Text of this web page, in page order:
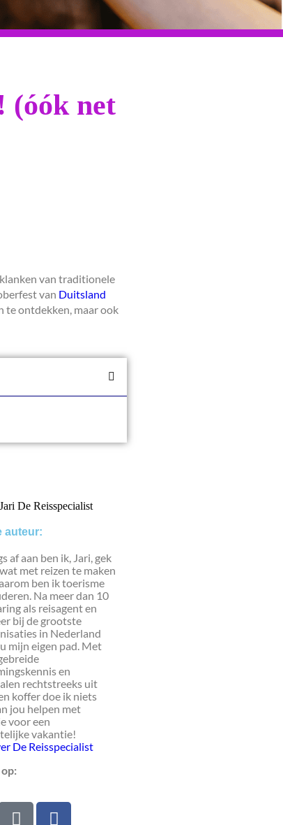
(óók net
van traditionele
van Duitsland
te ontdekken, maar ook
auteur:
af aan ben ik, Jari, gek
met reizen te maken
ben ik toerisme
Na meer dan 10
als reisagent en
bij de grootste
in Nederland
mijn eigen pad. Met
en
rechtstreeks uit
koffer doe ik niets
jou helpen met
voor een
vakantie!
De Reisspecialist